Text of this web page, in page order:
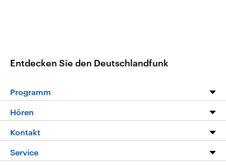
Entdecken Sie den Deutschlandfunk
Programm
Programm
Die Nachrichten
Nachrichtenleicht
Hören
Livestream
Podcasts
Kontakt
Hörerservice
Service